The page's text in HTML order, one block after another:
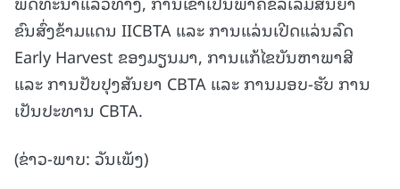
ຂົນສົ່ງຂ້າມແດນ IICBTA ແລະ ການແລ່ນເປີດແລ່ນລົດ
Early Harvest ຂອງມຽນມາ, ການແກ້ໄຂບັນຫາພາສີ
ແລະ ການປັບປຸງສັນຍາ CBTA ແລະ ການມອບ-ຮັບ ການ
ເປັນປະທານ CBTA.
(ຂ່າວ-ພາບ: ວັນເພັງ)